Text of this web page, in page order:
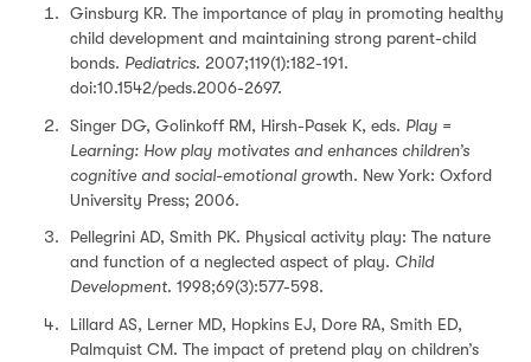
Ginsburg KR. The importance of play in promoting healthy
child development and maintaining strong parent-child
bonds. Pediatrics. 2007;119(1):182-191.
doi:10.1542/peds.2006-2697.
Singer DG, Golinkoff RM, Hirsh-Pasek K, eds. Play =
Learning: How play motivates and enhances children’s
cognitive and social-emotional growth. New York: Oxford
University Press; 2006.
Pellegrini AD, Smith PK. Physical activity play: The nature
and function of a neglected aspect of play. Child
Development. 1998;69(3):577-598.
Lillard AS, Lerner MD, Hopkins EJ, Dore RA, Smith ED,
Palmquist CM. The impact of pretend play on children’s